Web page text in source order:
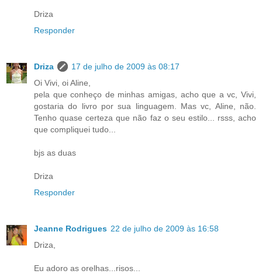
Driza
Responder
Driza
17 de julho de 2009 às 08:17
Oi Vivi, oi Aline,
pela que conheço de minhas amigas, acho que a vc, Vivi,
gostaria do livro por sua linguagem. Mas vc, Aline, não.
Tenho quase certeza que não faz o seu estilo... rsss, acho
que compliquei tudo...
bjs as duas
Driza
Responder
Jeanne Rodrigues 22 de julho de 2009 às 16:58
Driza,
Eu adoro as orelhas...risos...